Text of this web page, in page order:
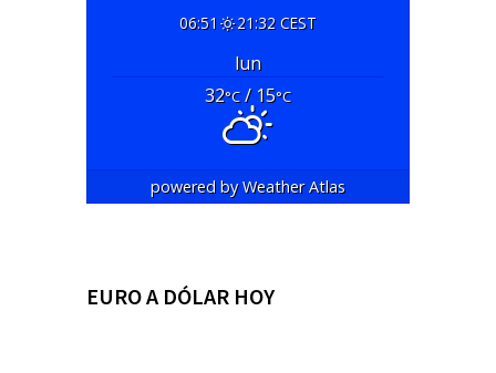
06:51 21:32 CEST
lun
32°C/ 15°C
powered byWeather Atlas
EURO A DÓLAR HOY